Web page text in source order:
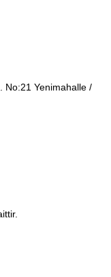
No:21 Yenimahalle /